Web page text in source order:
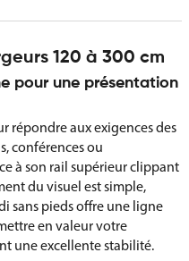
120 à 300 cm
pour une présentation
répondre aux exigences des
conférences ou
à son rail supérieur clippant
du visuel est simple,
sans pieds offre une ligne
en valeur votre
une excellente stabilité.